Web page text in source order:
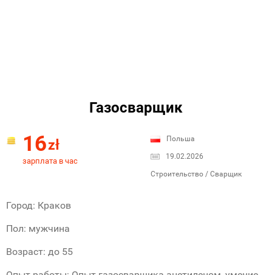
Газосварщик
16zł
зарплата в час
Польша
19.02.2026
Строительство / Сварщик
Город: Краков
Пол: мужчина
Возраст: до 55